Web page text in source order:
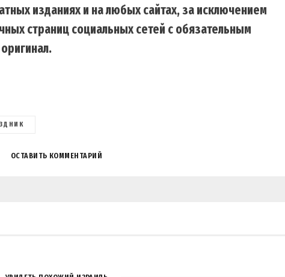
изданиях и на любых сайтах, за исключением
страниц социальных сетей с обязательным
ОСТАВИТЬ КОММЕНТАРИЙ